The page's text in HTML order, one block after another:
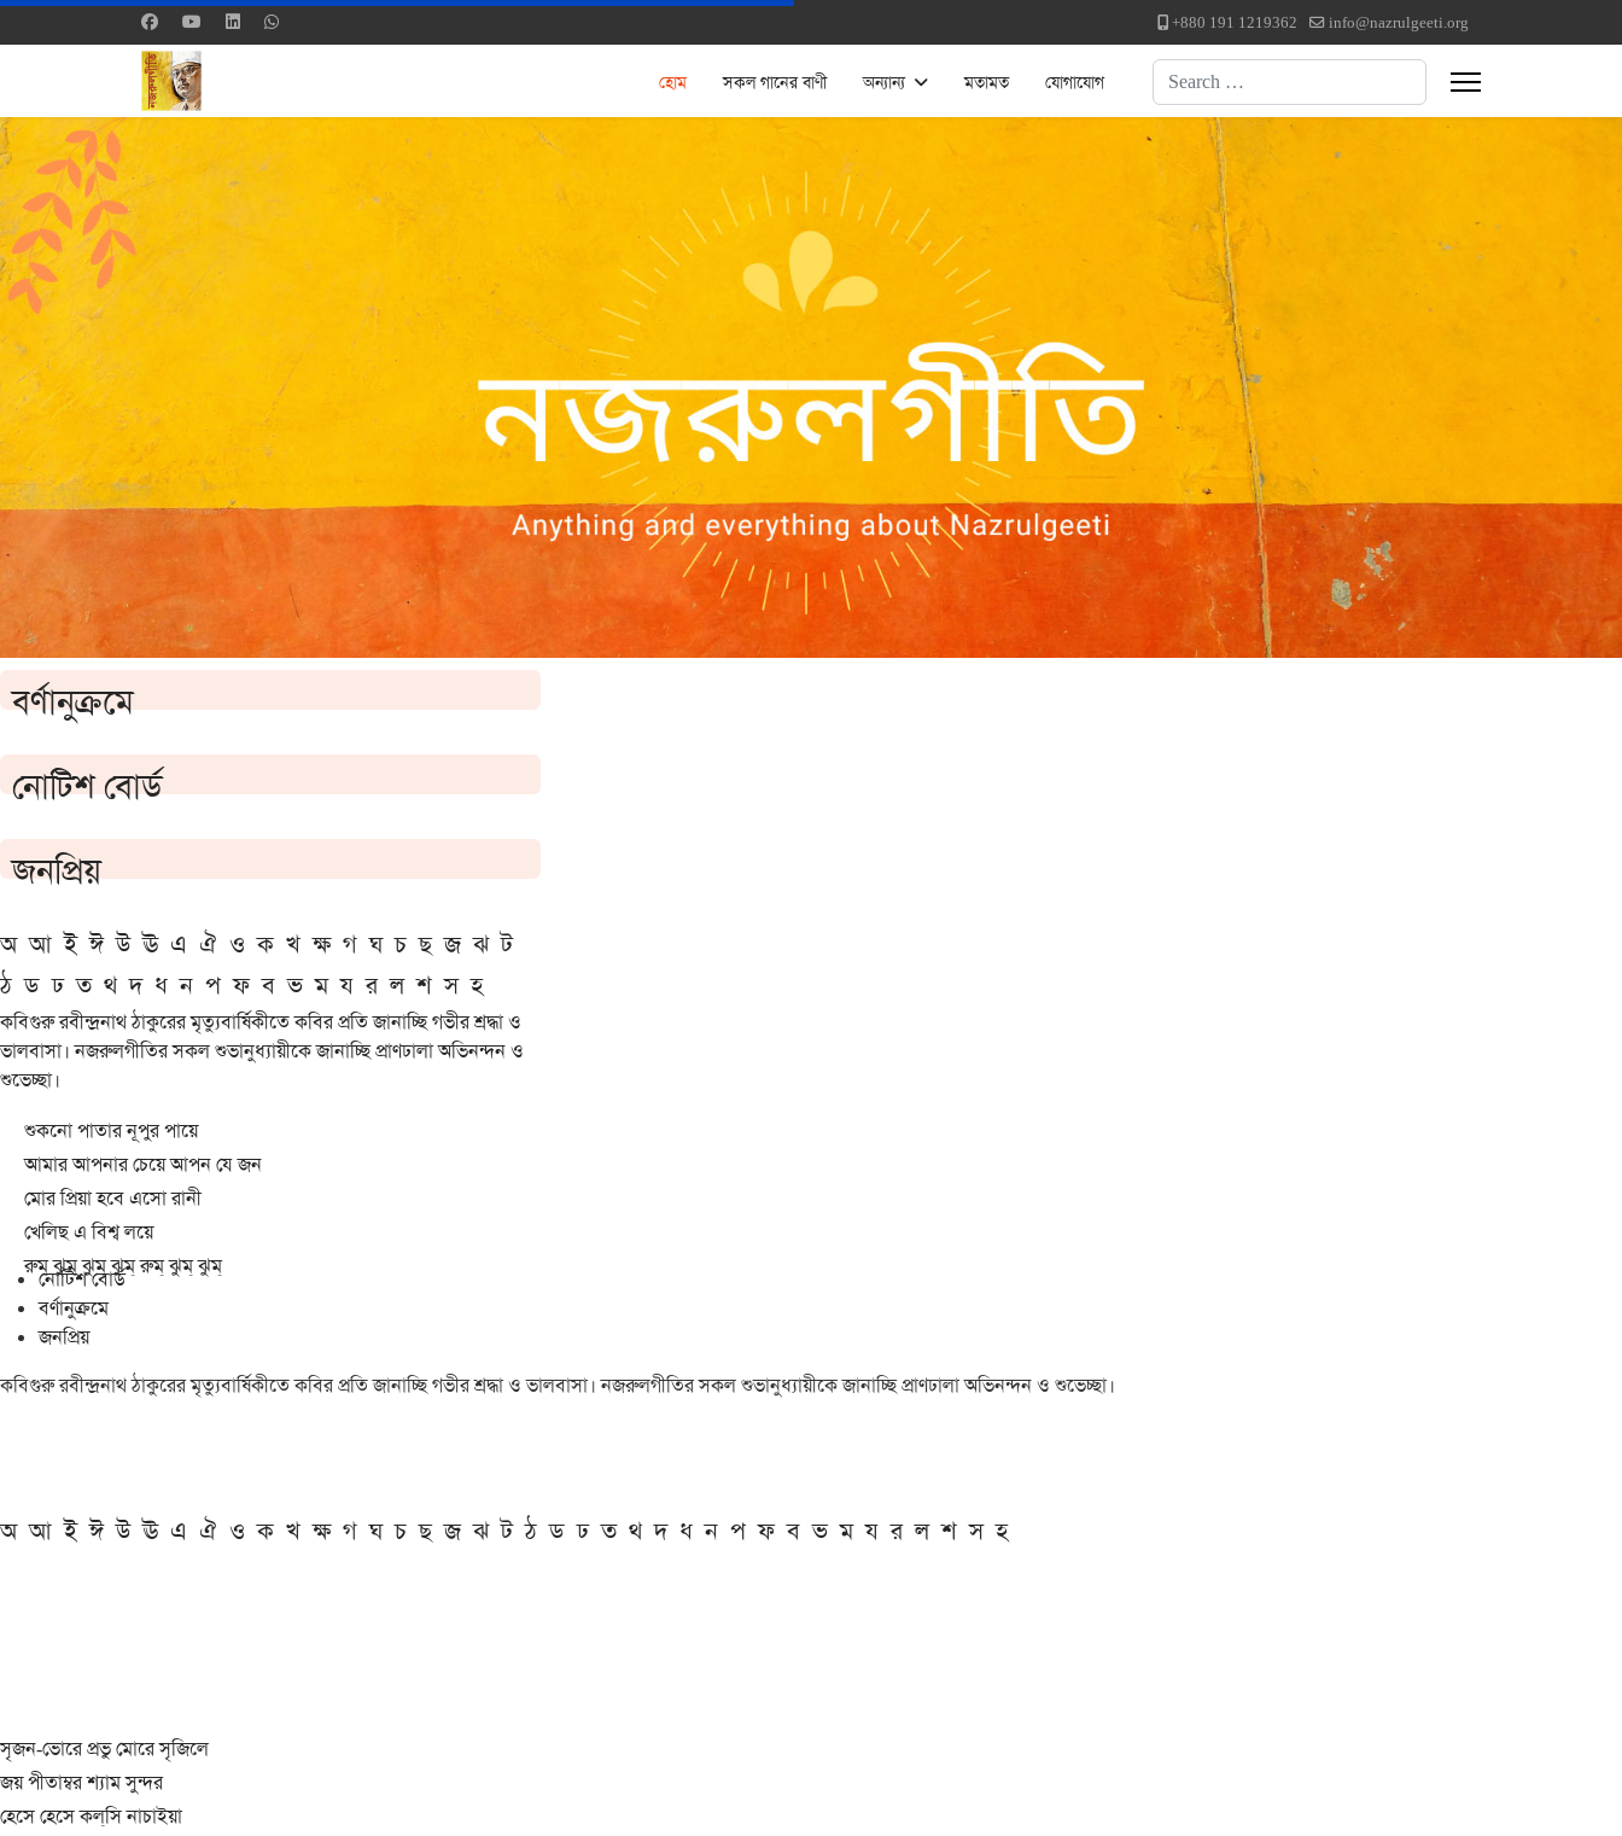
+880 191 1219362 info@nazrulgeeti.org
হোম সকল গানের বাণী অন্যান্য মতামত যোগাযোগ Search
বর্ণানুক্রমে
নোটিশ বোর্ড
জনপ্রিয়
অ আ ই ঈ উ ঊ এ ঐ ও ক খ ক্ষ গ ঘ চ ছ জ ঝ ট
ঠ ড ঢ ত থ দ ধ ন প ফ ব ভ ম য র ল শ স হ
কবিগুরু রবীন্দ্রনাথ ঠাকুরের মৃত্যুবার্ষিকীতে কবির প্রতি জানাচ্ছি গভীর শ্রদ্ধা ও
ভালবাসা। নজরুলগীতির সকল শুভানুধ্যায়ীকে জানাচ্ছি প্রাণঢালা অভিনন্দন ও
শুভেচ্ছা।
শুকনো পাতার নূপুর পায়ে
আমার আপনার চেয়ে আপন যে জন
মোর প্রিয়া হবে এসো রানী
খেলিছ এ বিশ্ব লয়ে
রুম্ ঝুম্ ঝুম্ ঝুম্ রুম্ ঝুম্ ঝুম্
নোটিশ বোর্ড
বর্ণানুক্রমে
জনপ্রিয়
কবিগুরু রবীন্দ্রনাথ ঠাকুরের মৃত্যুবার্ষিকীতে কবির প্রতি জানাচ্ছি গভীর শ্রদ্ধা ও ভালবাসা। নজরুলগীতির সকল শুভানুধ্যায়ীকে জানাচ্ছি প্রাণঢালা অভিনন্দন ও শুভেচ্ছা।
অ আ ই ঈ উ ঊ এ ঐ ও ক খ ক্ষ গ ঘ চ ছ জ ঝ ট ঠ ড ঢ ত থ দ ধ ন প ফ ব ভ ম য র ল শ স হ
সৃজন-ভোরে প্রভু মোরে সৃজিলে
জয় পীতাম্বর শ্যাম সুন্দর
হেসে হেসে কল্‌সি নাচাইয়া